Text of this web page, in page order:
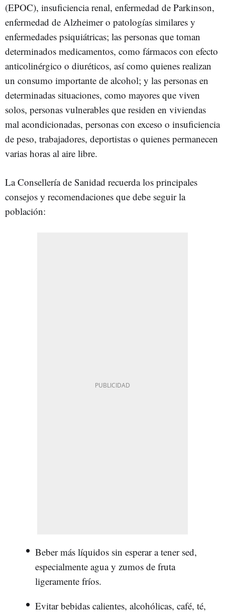
(EPOC), insuficiencia renal, enfermedad de Parkinson,
enfermedad de Alzheimer o patologías similares y
enfermedades psiquiátricas; las personas que toman
determinados medicamentos, como fármacos con efecto
anticolinérgico o diuréticos, así como quienes realizan
un consumo importante de alcohol; y las personas en
determinadas situaciones, como mayores que viven
solos, personas vulnerables que residen en viviendas
mal acondicionadas, personas con exceso o insuficiencia
de peso, trabajadores, deportistas o quienes permanecen
varias horas al aire libre.
La Consellería de Sanidad recuerda los principales
consejos y recomendaciones que debe seguir la
población:
Beber más líquidos sin esperar a tener sed,
especialmente agua y zumos de fruta
ligeramente fríos.
Evitar bebidas calientes, alcohólicas, café, té,